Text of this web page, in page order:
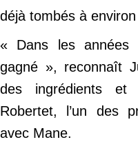
déjà tombés à
« Dans les années
gagné », reconnaît
des ingrédients et
Robertet, l’un des
avec Mane.